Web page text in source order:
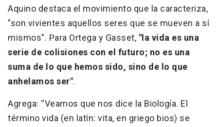
Aquino destaca el movimiento que la caracteriza,
"son vivientes aquellos seres que se mueven a sí
mismos". Para Ortega y Gasset, "la vida es una
serie de colisiones con el futuro; no es una
suma de lo que hemos sido, sino de lo que
anhelamos ser".
Agrega: “Veamos que nos dice la Biología. El
término vida (en latín: vita, en griego bios) se